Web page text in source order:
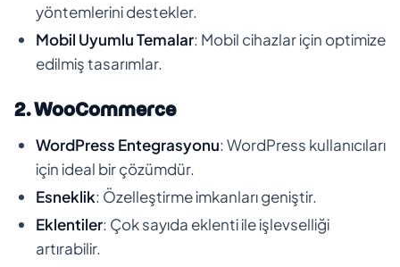
yöntemlerini destekler.
Mobil Uyumlu Temalar: Mobil cihazlar için optimize
edilmiş tasarımlar.
2. WooCommerce
WordPress Entegrasyonu: WordPress kullanıcıları
için ideal bir çözümdür.
Esneklik: Özelleştirme imkanları geniştir.
Eklentiler: Çok sayıda eklenti ile işlevselliği
artırabilir.